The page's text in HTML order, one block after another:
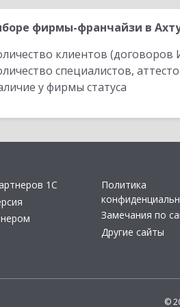
фирмы-франчайзи в
клиентов
специалистов,
у фирмы статуса
1С
Политика
Замечания по
Другие сайты
©